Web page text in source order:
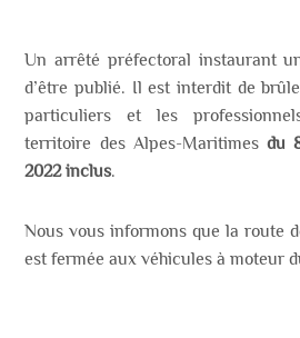
Un arrêté préfectoral instaurant
d’être publié. Il est interdit de
particuliers et les
territoire des Alpes-Maritimes du
2022 inclus.
Nous vous informons que la route
est fermée aux véhicules à moteur